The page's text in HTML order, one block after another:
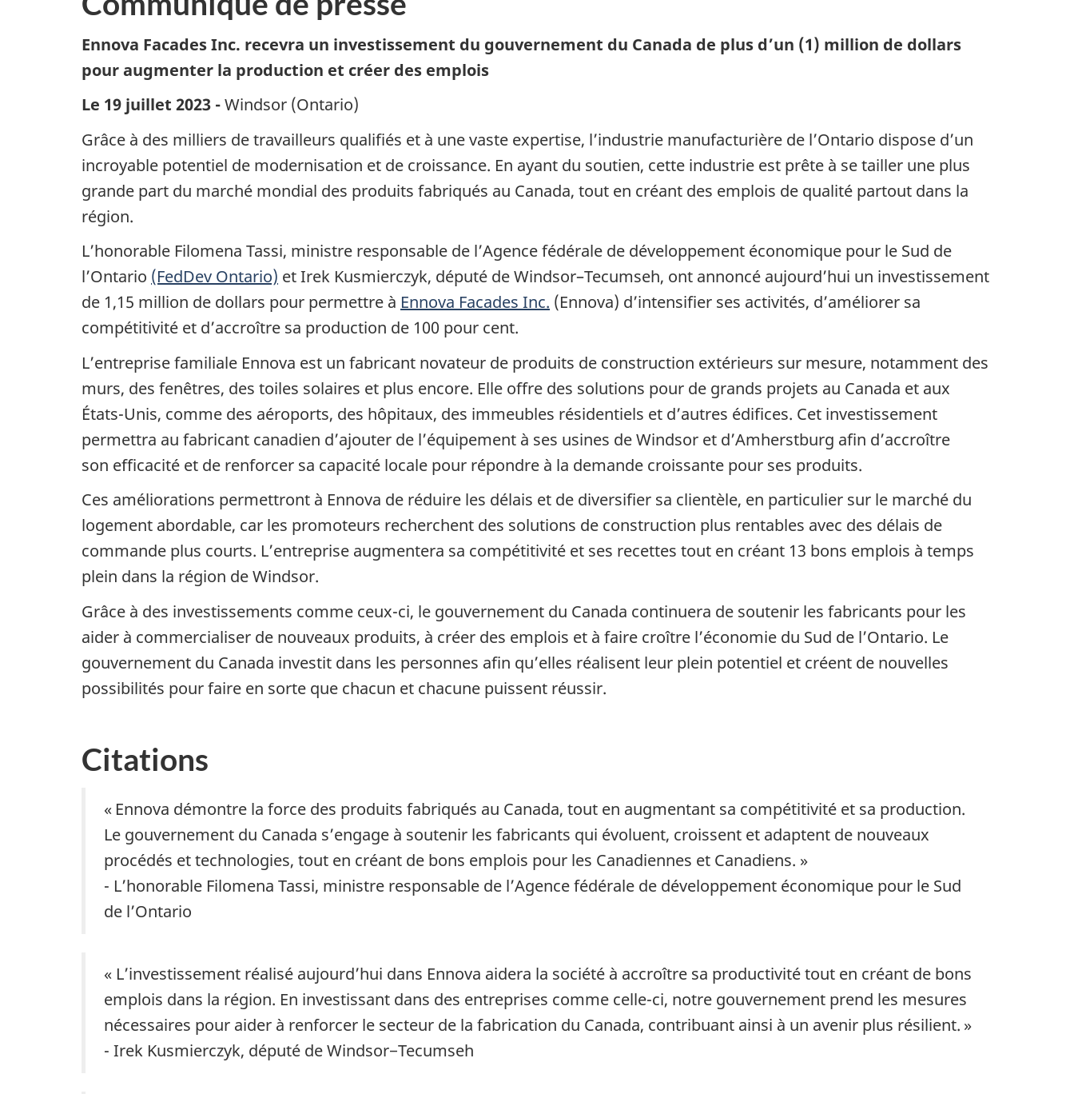
Ennova Facades Inc. recevra un investissement du gouvernement du Canada de plus d’un (1) million de dollars
pour augmenter la production et créer des emplois
Le 19 juillet 2023 -Windsor (Ontario)
Grâce à des milliers de travailleurs qualifiés et à une vaste expertise, l’industrie manufacturière de l’Ontario dispose d’un
incroyable potentiel de modernisation et de croissance. En ayant du soutien, cette industrie est prête à se tailler une plus
grande part du marché mondial des produits fabriqués au Canada, tout en créant des emplois de qualité partout dans la
région.
L’honorable Filomena Tassi, ministre responsable de l’Agence fédérale de développement économique pour le Sud de
l’Ontario (FedDev Ontario) et Irek Kusmierczyk, député de Windsor–Tecumseh, ont annoncé aujourd’hui un investissement
de 1,15 million de dollars pour permettre à Ennova Facades Inc. (Ennova) d’intensifier ses activités, d’améliorer sa
compétitivité et d’accroître sa production de 100 pour cent.
L’entreprise familiale Ennova est un fabricant novateur de produits de construction extérieurs sur mesure, notamment des
murs, des fenêtres, des toiles solaires et plus encore. Elle offre des solutions pour de grands projets au Canada et aux
États-Unis, comme des aéroports, des hôpitaux, des immeubles résidentiels et d’autres édifices. Cet investissement
permettra au fabricant canadien d’ajouter de l’équipement à ses usines de Windsor et d’Amherstburg afin d’accroître
son efficacité et de renforcer sa capacité locale pour répondre à la demande croissante pour ses produits.
Ces améliorations permettront à Ennova de réduire les délais et de diversifier sa clientèle, en particulier sur le marché du
logement abordable, car les promoteurs recherchent des solutions de construction plus rentables avec des délais de
commande plus courts. L’entreprise augmentera sa compétitivité et ses recettes tout en créant 13 bons emplois à temps
plein dans la région de Windsor.
Grâce à des investissements comme ceux-ci, le gouvernement du Canada continuera de soutenir les fabricants pour les
aider à commercialiser de nouveaux produits, à créer des emplois et à faire croître l’économie du Sud de l’Ontario. Le
gouvernement du Canada investit dans les personnes afin qu’elles réalisent leur plein potentiel et créent de nouvelles
possibilités pour faire en sorte que chacun et chacune puissent réussir.
Citations
« Ennova démontre la force des produits fabriqués au Canada, tout en augmentant sa compétitivité et sa production.
Le gouvernement du Canada s’engage à soutenir les fabricants qui évoluent, croissent et adaptent de nouveaux
procédés et technologies, tout en créant de bons emplois pour les Canadiennes et Canadiens. »
- L’honorable Filomena Tassi, ministre responsable de l’Agence fédérale de développement économique pour le Sud
de l’Ontario
« L’investissement réalisé aujourd’hui dans Ennova aidera la société à accroître sa productivité tout en créant de bons
emplois dans la région. En investissant dans des entreprises comme celle-ci, notre gouvernement prend les mesures
nécessaires pour aider à renforcer le secteur de la fabrication du Canada, contribuant ainsi à un avenir plus résilient. »
- Irek Kusmierczyk, député de Windsor−Tecumseh